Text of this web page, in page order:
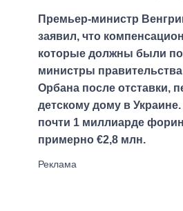
Премьер-министр
заявил, что
которые должны были
министры
Орбана после отставки,
детскому дому в
почти 1 миллиарде
примерно €2,8 млн.